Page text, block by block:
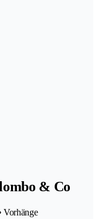
& Co
Vorhänge